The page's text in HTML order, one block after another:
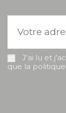
J'ai lu et
que la